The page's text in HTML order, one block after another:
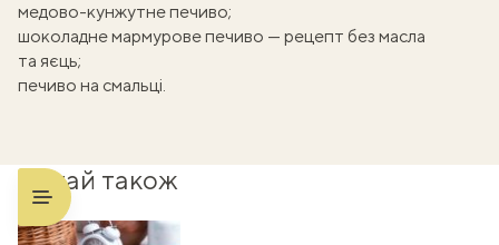
медово-кунжутне печиво;
шоколадне мармурове печиво — рецепт без масла
та яєць;
печиво на смальці.
Читай також